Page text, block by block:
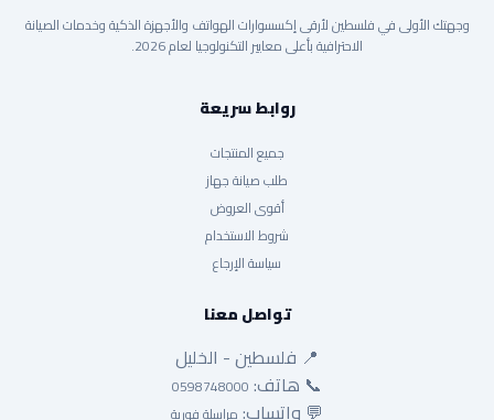
وجهتك الأولى في فلسطين لأرقى إكسسوارات الهواتف والأجهزة الذكية وخدمات الصيانة
الاحترافية بأعلى معايير التكنولوجيا لعام 2026.
روابط سريعة
جميع المنتجات
طلب صيانة جهاز
أقوى العروض
شروط الاستخدام
سياسة الإرجاع
تواصل معنا
📍 فلسطين - الخليل
📞 هاتف: 0598748000
💬 واتساب: مراسلة فورية